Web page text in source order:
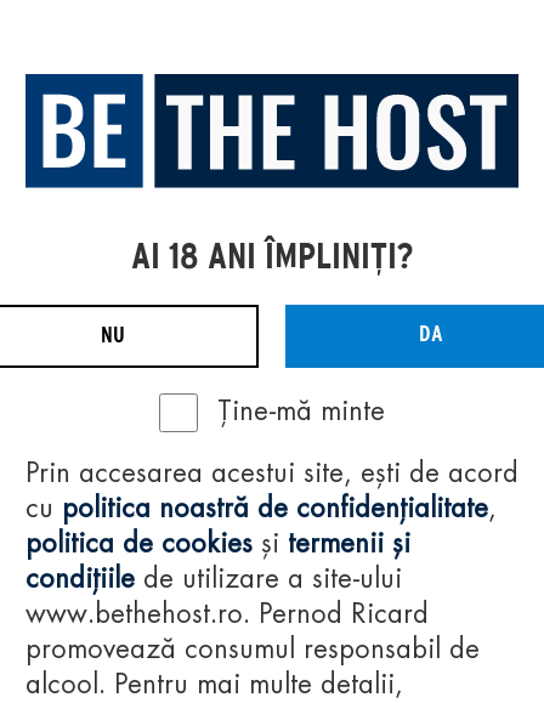
AI 18 ANI ÎMPLINIȚI?
NU DA
Ține-mă minte
Prin accesarea acestui site, ești de acord
cu politica noastră de confidențialitate,
politica de cookies și termenii și
condițiile de utilizare a site-ului
www.bethehost.ro. Pernod Ricard
promovează consumul responsabil de
alcool. Pentru mai multe detalii,